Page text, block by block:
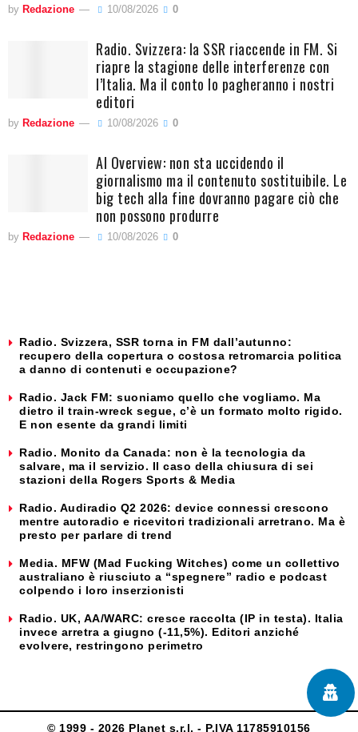
by Redazione 10/08/2026 0
Radio. Svizzera: la SSR riaccende in FM. Si
riapre la stagione delle interferenze con
l’Italia. Ma il conto lo pagheranno i nostri
editori
by Redazione 10/08/2026 0
AI Overview: non sta uccidendo il
giornalismo ma il contenuto sostituibile. Le
big tech alla fine dovranno pagare ciò che
non possono produrre
by Redazione 10/08/2026 0
Radio. Svizzera, SSR torna in FM dall’autunno:
recupero della copertura o costosa retromarcia politica
a danno di contenuti e occupazione?
Radio. Jack FM: suoniamo quello che vogliamo. Ma
dietro il train-wreck segue, c’è un formato molto rigido.
E non esente da grandi limiti
Radio. Monito da Canada: non è la tecnologia da
salvare, ma il servizio. Il caso della chiusura di sei
stazioni della Rogers Sports & Media
Radio. Audiradio Q2 2026: device connessi crescono
mentre autoradio e ricevitori tradizionali arretrano. Ma è
presto per parlare di trend
Media. MFW (Mad Fucking Witches) come un collettivo
australiano è riusciuto a “spegnere” radio e podcast
colpendo i loro inserzionisti
Radio. UK, AA/WARC: cresce raccolta (IP in testa). Italia
invece arretra a giugno (-11,5%). Editori anziché
evolvere, restringono perimetro
© 1999 - 2026 Planet s.r.l. - P.IVA 11785910156